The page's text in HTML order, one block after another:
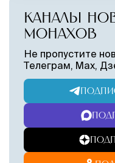
КАНАЛЫ
МОНАХОВ
Не пропустите
Телеграм, Max,